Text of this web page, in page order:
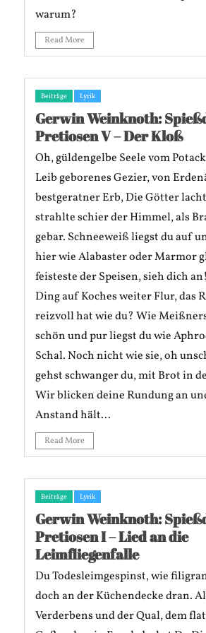
warum?
Read More
Beiträge Lyrik
Gerwin Weinknoth:
Pretiosen V – Der Kloß
Oh, güldengelbe Seele vom
Leib geborenes Gezier, von
bestgeratner Erb, Die Götter
strahlte schier der Himmel, als
gebar. Schneeweiß liegst du auf
hier wie Alabaster oder Marmor
feisteste der Speisen, sieh dich
Ding auf Koches weiter Flur, das
reizvoll hat wie du? Wie
schön und pur liegst du wie
Schal. Noch nicht wie sie, oh
gehst schwanger du, mit Brot in
Wir blicken deine Rundung an
Anstand hält...
Read More
Beiträge Lyrik
Gerwin Weinknoth:
Pretiosen I – Lied an die
Leimfliegenfalle
Du Todesleimgespinst, wie
doch an der Küchendecke dran.
Verderbens und der Qual, dem